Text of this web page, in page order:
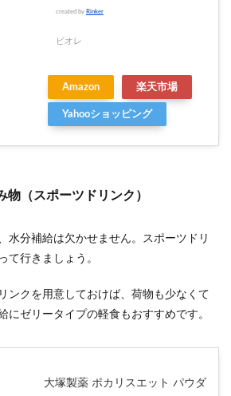
created by Rinker
ビオレ
Amazon 楽天市場
Yahooショッピング
物（スポーツドリンク）
水分補給は欠かせません。スポーツドリ
て行きましょう。
ンクを用意しておけば、荷物も少なくて
にゼリータイプの軽食もおすすめです。
大塚製薬 ポカリスエット パウダ